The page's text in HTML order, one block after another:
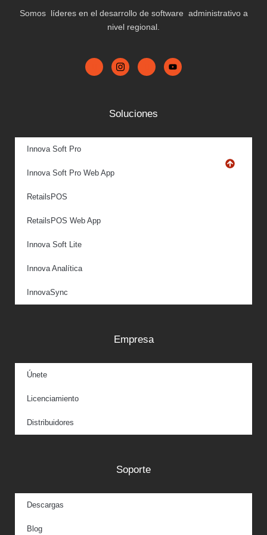
Somos líderes en el desarrollo de software administrativo a
nivel regional.
Soluciones
Innova Soft Pro
Innova Soft Pro Web App
RetailsPOS
RetailsPOS Web App
Innova Soft Lite
Innova Analítica
InnovaSync
Empresa
Únete
Licenciamiento
Distribuidores
Soporte
Descargas
Blog